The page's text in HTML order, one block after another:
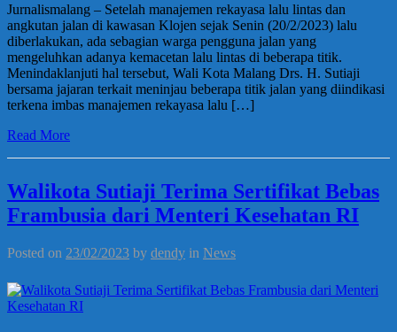
Jurnalismalang – Setelah manajemen rekayasa lalu lintas dan
angkutan jalan di kawasan Klojen sejak Senin (20/2/2023) lalu
diberlakukan, ada sebagian warga pengguna jalan yang
mengeluhkan adanya kemacetan lalu lintas di beberapa titik.
Menindaklanjuti hal tersebut, Wali Kota Malang Drs. H. Sutiaji
bersama jajaran terkait meninjau beberapa titik jalan yang diindikasi
terkena imbas manajemen rekayasa lalu […]
Read More
Walikota Sutiaji Terima Sertifikat Bebas
Frambusia dari Menteri Kesehatan RI
Posted on 23/02/2023 by dendy in News